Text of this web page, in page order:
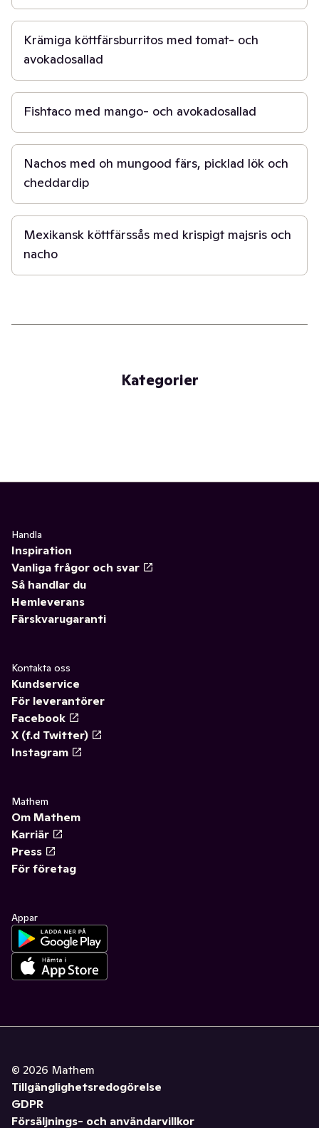
30 min
Krämiga köttfärsburritos med tomat- och
avokadosallad
30 min
Fishtaco med mango- och avokadosallad
30 min
Nachos med oh mungood färs, picklad lök och
cheddardip
30 min
Mexikansk köttfärssås med krispigt majsris och
nacho
Kategorier
Handla
Inspiration
Vanliga frågor och svar
Så handlar du
Hemleverans
Färskvarugaranti
Kontakta oss
Kundservice
För leverantörer
Facebook
X (f.d Twitter)
Instagram
Mathem
Om Mathem
Karriär
Press
För företag
Appar
© 2026 Mathem
Tillgänglighetsredogörelse
GDPR
Försäljnings- och användarvillkor